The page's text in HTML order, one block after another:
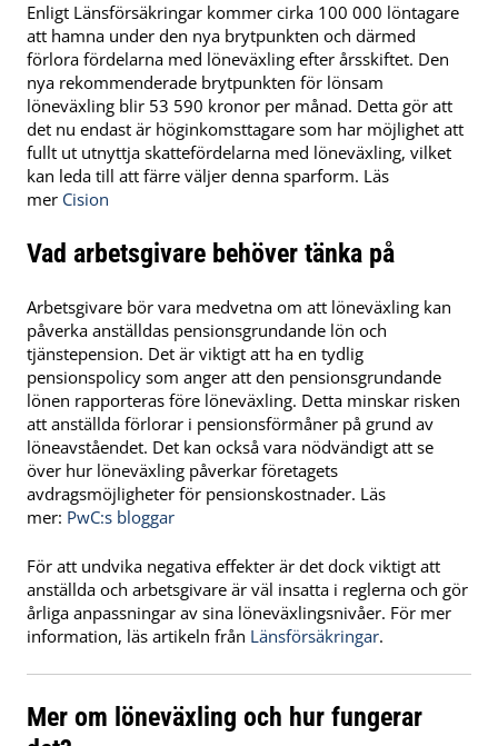
Enligt Länsförsäkringar kommer cirka 100 000 löntagare
att hamna under den nya brytpunkten och därmed
förlora fördelarna med löneväxling efter årsskiftet. Den
nya rekommenderade brytpunkten för lönsam
löneväxling blir 53 590 kronor per månad. Detta gör att
det nu endast är höginkomsttagare som har möjlighet att
fullt ut utnyttja skattefördelarna med löneväxling, vilket
kan leda till att färre väljer denna sparform​. Läs
mer Cision
Vad arbetsgivare behöver tänka på
Arbetsgivare bör vara medvetna om att löneväxling kan
påverka anställdas pensionsgrundande lön och
tjänstepension. Det är viktigt att ha en tydlig
pensionspolicy som anger att den pensionsgrundande
lönen rapporteras före löneväxling. Detta minskar risken
att anställda förlorar i pensionsförmåner på grund av
löneavståendet. Det kan också vara nödvändigt att se
över hur löneväxling påverkar företagets
avdragsmöjligheter för pensionskostnader​. Läs
mer: PwC:s bloggar
För att undvika negativa effekter är det dock viktigt att
anställda och arbetsgivare är väl insatta i reglerna och gör
årliga anpassningar av sina löneväxlingsnivåer. För mer
information, läs artikeln från Länsförsäkringar.
Mer om löneväxling och hur fungerar